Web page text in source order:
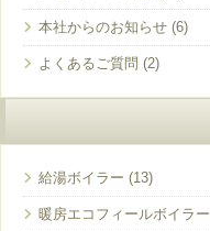
本社からのお知らせ
よくあるご質問
給湯ボイラー
暖房エコフィールボイラー